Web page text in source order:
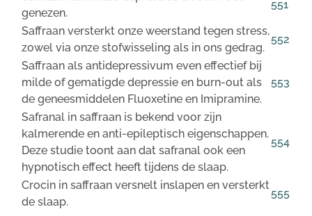
genezen.
551
Saffraan versterkt onze weerstand tegen stress,
zowel via onze stofwisseling als in ons gedrag.
552
Saffraan als antidepressivum even effectief bij
milde of gematigde depressie en burn-out als
de geneesmiddelen Fluoxetine en Imipramine.
553
Safranal in saffraan is bekend voor zijn
kalmerende en anti-epileptisch eigenschappen.
Deze studie toont aan dat safranal ook een
hypnotisch effect heeft tijdens de slaap.
554
Crocin in saffraan versnelt inslapen en versterkt
de slaap.
555